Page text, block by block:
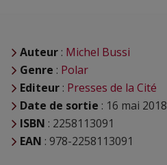
Auteur : Michel Bussi
Genre : Polar
Editeur : Presses de la Cité
Date de sortie : 16 mai 2018
ISBN : 2258113091
EAN : 978-2258113091